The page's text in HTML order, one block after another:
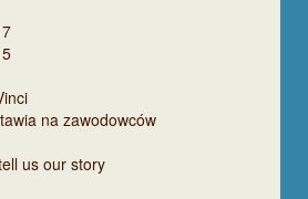
na zawodowców
us our story